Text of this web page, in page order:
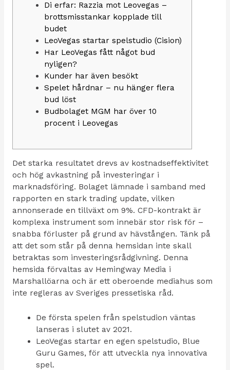
Di erfar: Razzia mot Leovegas –
brottsmisstankar kopplade till
budet
LeoVegas startar spelstudio (Cision)
Har LeoVegas fått något bud
nyligen?
Kunder har även besökt
Spelet hårdnar – nu hänger flera
bud löst
Budbolaget MGM har över 10
procent i Leovegas
Det starka resultatet drevs av kostnadseffektivitet
och hög avkastning på investeringar i
marknadsföring. Bolaget lämnade i samband med
rapporten en stark trading update, vilken
annonserade en tillväxt om 9%. CFD-kontrakt är
komplexa instrument som innebär stor risk för –
snabba förluster på grund av hävstången. Tänk på
att det som står på denna hemsidan inte skall
betraktas som investeringsrådgivning. Denna
hemsida förvaltas av Hemingway Media i
Marshallöarna och är ett oberoende mediahus som
inte regleras av Sveriges pressetiska råd.
De första spelen från spelstudion väntas
lanseras i slutet av 2021.
LeoVegas startar en egen spelstudio, Blue
Guru Games, för att utveckla nya innovativa
spel.